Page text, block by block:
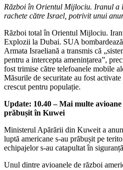
Război în Orientul Mijlociu. Iranul a
rachete către Israel, potrivit unui
Război total în Orientul Mijlociu.
Explozii la Dubai. SUA
Armata Israeliană a transmis că
pentru a intercepta amenințarea”,
fost trimise către telefoanele mobile
Măsurile de securitate au fost
crescut pentru populație.
Update: 10.40 – Mai multe
prăbușit în Kuwei
Ministerul Apărării din Kuweit a
luptă americane s-au prăbușit pe
echipajelor s-au catapultat în
Unul dintre avioanele de război